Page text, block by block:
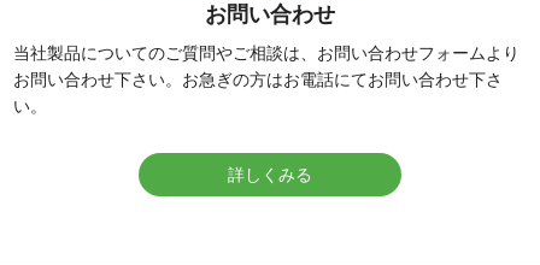
お問い合わせ
当社製品についてのご質問やご相談は、お問い合わせフォームより
お問い合わせ下さい。お急ぎの方はお電話にてお問い合わせ下さ
い。
詳しくみる